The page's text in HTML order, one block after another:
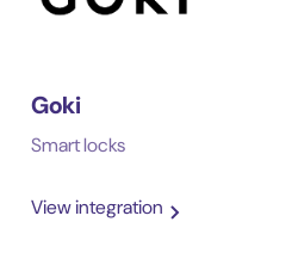
Goki
Smart locks
View integration